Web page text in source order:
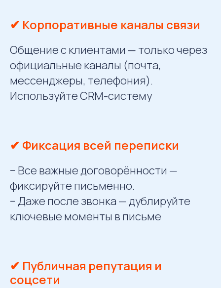
✔ Корпоративные каналы связи
Общение с клиентами — только через
официальные каналы (почта,
мессенджеры, телефония).
Используйте CRM-систему
✔ Фиксация всей переписки
− Все важные договорённости —
фиксируйте письменно.
− Даже после звонка — дублируйте
ключевые моменты в письме
✔ Публичная репутация и
соцсети